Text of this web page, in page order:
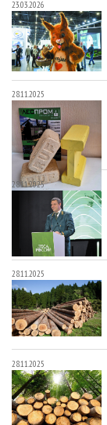
23.03.2026
28.11.2025
28.11.2025
28.11.2025
28.11.2025